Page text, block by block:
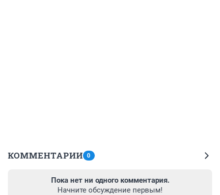
КОММЕНТАРИИ 0
Пока нет ни одного комментария.
Начните обсуждение первым!